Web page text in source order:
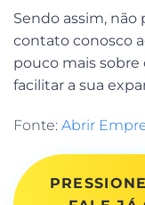
Sendo assim,
contato conosco
pouco mais sobre
facilitar a sua
Fonte: Abrir